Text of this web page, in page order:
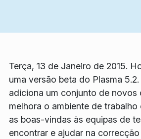
Terça, 13 de Janeiro de 2015.
uma versão beta do Plasma
adiciona um conjunto de novos
melhora o ambiente de trabalho
as boas-vindas às equipas de
encontrar e ajudar na